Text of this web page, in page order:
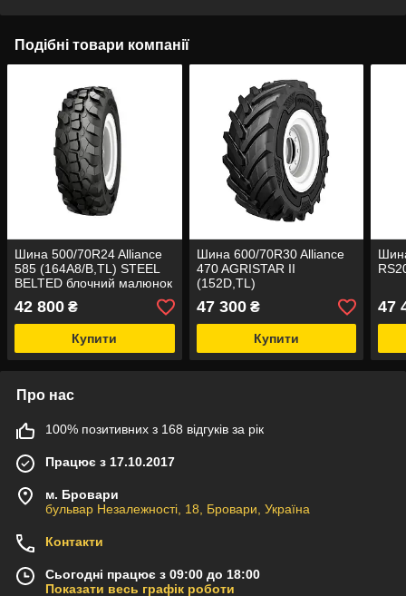
Подібні товари компанії
Шина 500/70R24 Alliance
585 (164A8/B,TL) STEEL
BELTED блочний малюнок
42 800 ₴
Купити
Шина 600/70R30 Alliance
470 AGRISTAR II
(152D,TL)
47 300₴
Купити
47
Про нас
100% позитивних з 168 відгуків за рік
Працює з 17.10.2017
м. Бровари
бульвар Незалежності, 18, Бровари, Україна
Контакти
Сьогодні працює з 09:00 до 18:00
Показати весь графік роботи